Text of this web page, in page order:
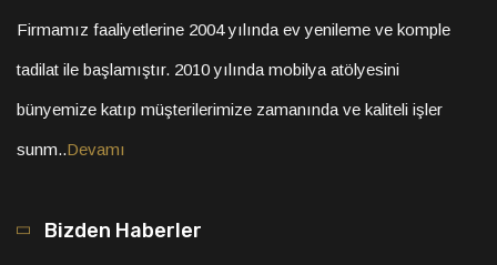
Firmamız faaliyetlerine 2004 yılında ev yenileme ve komple
tadilat ile başlamıştır. 2010 yılında mobilya atölyesini
bünyemize katıp müşterilerimize zamanında ve kaliteli işler
sunm..Devamı
Bizden Haberler